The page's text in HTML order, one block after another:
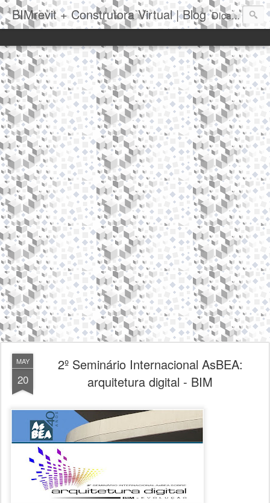
BIMrevit + Construtora Virtual | Blog Dicas|Truques|Novidades|Notícias|Eventos|Softwares
MAY
20
2º Seminário Internacional AsBEA:
arquitetura digital - BIM